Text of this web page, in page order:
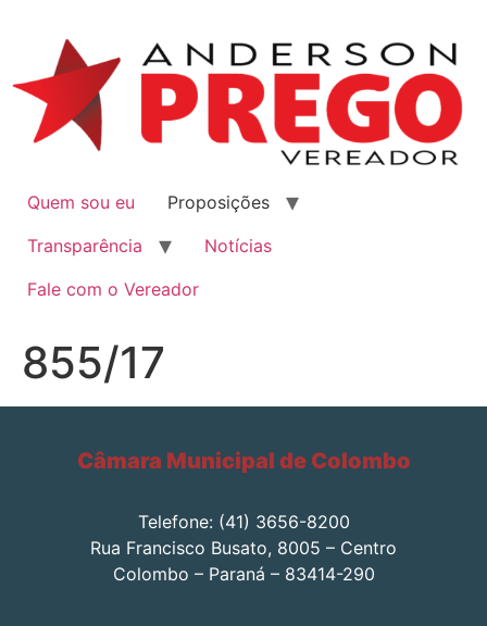
Quem sou eu
Proposições
Transparência
Notícias
Fale com o Vereador
855/17
Câmara Municipal de Colombo
Telefone: (41) 3656-8200
Rua Francisco Busato, 8005 – Centro
Colombo – Paraná – 83414-290